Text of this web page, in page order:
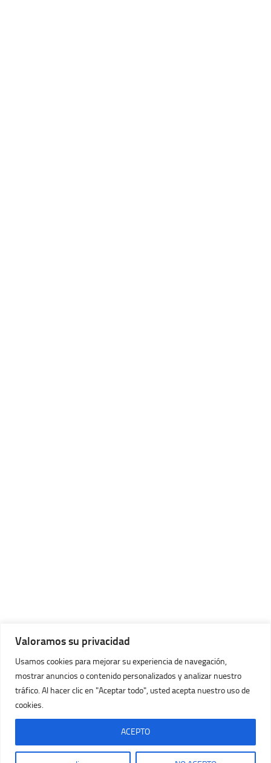
Valoramos su privacidad
Usamos cookies para mejorar su experiencia de navegación,
mostrar anuncios o contenido personalizados y analizar nuestro
tráfico. Al hacer clic en "Aceptar todo", usted acepta nuestro uso de
cookies.
ACEPTO
Imágenes Huracán © 2026. Todos los Derechos Reservados.